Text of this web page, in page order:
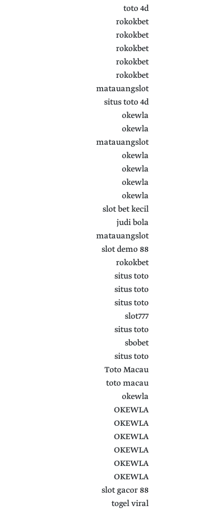
toto 4d
rokokbet
rokokbet
rokokbet
rokokbet
rokokbet
matauangslot
situs toto 4d
okewla
okewla
matauangslot
okewla
okewla
okewla
okewla
slot bet kecil
judi bola
matauangslot
slot demo 88
rokokbet
situs toto
situs toto
situs toto
slot777
situs toto
sbobet
situs toto
Toto Macau
toto macau
okewla
OKEWLA
OKEWLA
OKEWLA
OKEWLA
OKEWLA
OKEWLA
slot gacor 88
togel viral